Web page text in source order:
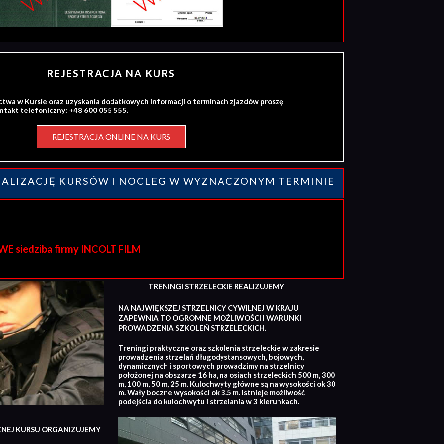
REJESTRACJA NA KURS
w Kursie oraz uzyskania dodatkowych informacji o terminach zjazdów proszę
telefoniczny: +48 600 055 555.
REJESTRACJA ONLINE NA KURS
KURSÓW I NOCLEG W WYZNACZONYM TERMINIE
siedziba firmy INCOLT FILM
TRENINGI STRZELECKIE REALIZUJEMY
NA NAJWIĘKSZEJ STRZELNICY CYWILNEJ W KRAJU
ZAPEWNIA TO OGROMNE MOŻLIWOŚCI I WARUNKI
PROWADZENIA SZKOLEŃ STRZELECKICH.
Treningi praktyczne oraz szkolenia strzeleckie w zakresie
prowadzenia strzelań długodystansowych, bojowych,
dynamicznych i sportowych prowadzimy na strzelnicy
położonej na obszarze 16 ha, na osiach strzeleckich 500 m, 300
m, 100 m, 50 m, 25 m. Kulochwyty główne są na wysokości ok 30
m. Wały boczne wysokości ok 3.5 m. Istnieje możliwość
podejścia do kulochwytu i strzelania w 3 kierunkach.
KURSU ORGANIZUJEMY